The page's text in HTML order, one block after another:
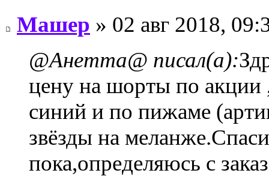
Машер » 02 авг 2018,
@Анетта@ писал(а):
цену на шорты по акции
синий и по пижаме
звёзды на
пока,определяюсь с